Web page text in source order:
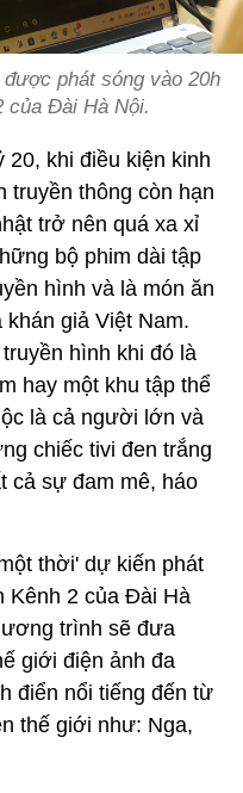
phát sóng vào 20h
của Đài Hà Nội.
20, khi điều kiện kinh
truyền thông còn hạn
trở nên quá xa xỉ
bộ phim dài tập
hình và là món ăn
giả Việt Nam.
hình khi đó là
hay một khu tập thể
là cả người lớn và
chiếc tivi đen trắng
cả sự đam mê, háo
thời' dự kiến phát
Kênh 2 của Đài Hà
trình sẽ đưa
giới điện ảnh đa
điển nổi tiếng đến từ
thế giới như: Nga,